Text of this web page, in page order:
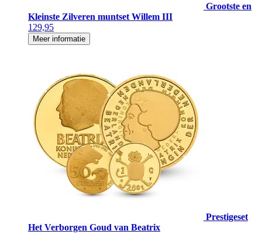
Grootste en
Kleinste Zilveren muntset Willem III
129,95
Meer informatie
Prestigeset
Het Verborgen Goud van Beatrix